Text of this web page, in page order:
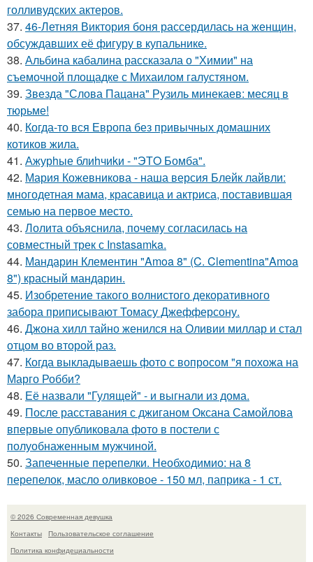
голливудских актеров.
37. 46-Летняя Виктория боня рассердилась на женщин,
обсуждавших её фигуру в купальнике.
38. Альбина кабалина рассказала о "Химии" на
съемочной площадке с Михаилом галустяном.
39. Звезда "Слова Пацана" Рузиль минекаев: месяц в
тюрьме!
40. Когда-то вся Европа без привычных домашних
котиков жила.
41. Ажурhые блиhчиkи - "ЭТO Бомба".
42. Мария Кожевникова - наша версия Блейк лайвли:
многодетная мама, красавица и актриса, поставившая
семью на первое место.
43. Лолита объяснила, почему согласилась на
совместный трек с Instasamka.
44. Мандарин Клементин "Amoa 8" (C. Clementina"Amoa
8") красный мандарин.
45. Изобретение такого волнистого декоративного
забора приписывают Томасу Джефферсону.
46. Джона хилл тайно женился на Оливии миллар и стал
отцом во второй раз.
47. Когда выкладываешь фото с вопросом "я похожа на
Марго Робби?
48. Её назвали "Гулящей" - и выгнали из дома.
49. После расставания с джиганом Оксана Самойлова
впервые опубликовала фото в постели с
полуобнаженным мужчиной.
50. Запеченные перепелки. Необходимио: на 8
перепелок, масло оливковое - 150 мл, паприка - 1 ст.
© 2026 Современная девушка
Контакты
Пользовательское соглашение
Политика конфидециальности